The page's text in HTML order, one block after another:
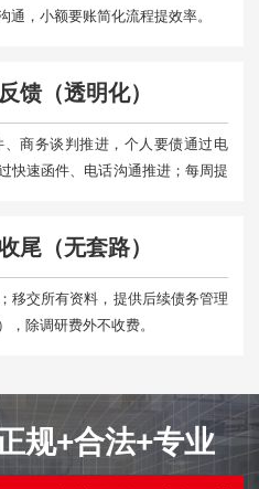
通，小额要账简化流程提效率。
馈（透明化）
商务谈判推进，个人要债通过电
快速函件、电话沟通推进；每周提
尾（无套路）
移交所有资料，提供后续债务管理
，除调研费外不收费。
规+合法+专业